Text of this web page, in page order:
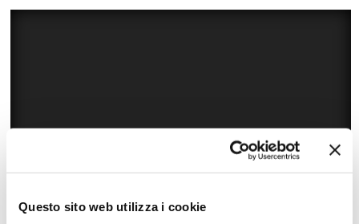
Questo sito web utilizza i cookie
Zoom